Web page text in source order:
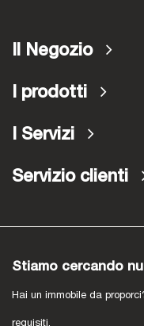
Il Negozio
I prodotti
I Servizi
Servizio clienti
Stiamo cercando
Hai un immobile da